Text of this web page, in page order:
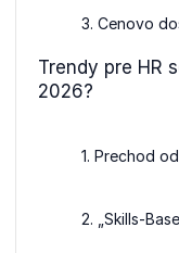
3. Cenovo
Trendy pre HR
2026?
1. Prechod
2. „Skills-